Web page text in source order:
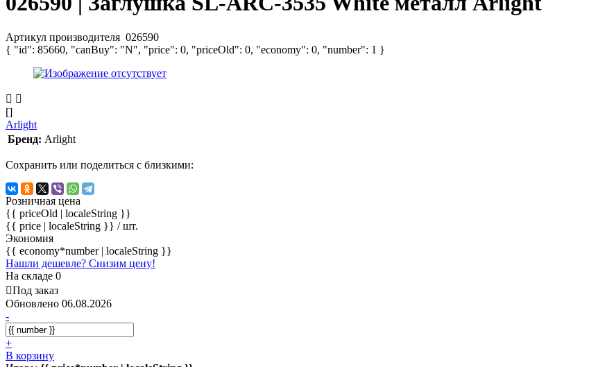
Артикул производителя 026590
{ "id": 85660, "canBuy": "N", "price": 0, "priceOld": 0, "economy": 0, "number": 1 }
[]
Arlight
Бренд: Arlight
Сохранить или поделиться с близкими:
Розничная цена
{{ priceOld | localeString }}
{{ price | localeString }} / шт.
Экономия
{{ economy*number | localeString }}
Нашли дешевле? Снизим цену!
На складе 0
Под заказ
Обновлено 06.08.2026
-
+
В корзину